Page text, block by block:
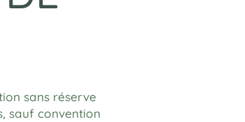
sans réserve
sauf convention